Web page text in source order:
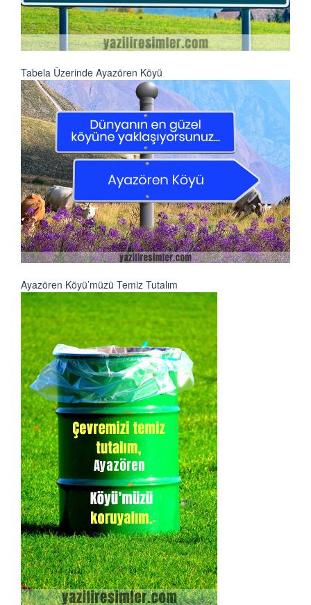
Tabela Üzerinde Ayazören Köyü
Ayazören Köyü’müzü Temiz Tutalım